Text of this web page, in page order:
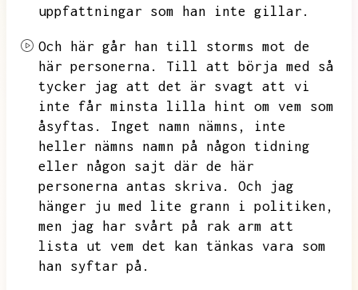
uppfattningar som han inte gillar.
Och här går han till storms mot de
här personerna.
Till att börja med så
tycker jag att det är svagt att vi
inte får minsta lilla hint om vem som
åsyftas.
Inget namn nämns,
inte
heller nämns namn på någon tidning
eller någon sajt där de här
personerna antas skriva.
Och jag
hänger ju med lite grann i politiken,
men jag har svårt på rak arm att
lista ut vem det kan tänkas vara som
han syftar på.